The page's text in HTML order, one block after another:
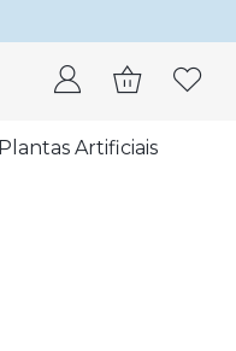
Plantas Artificiais